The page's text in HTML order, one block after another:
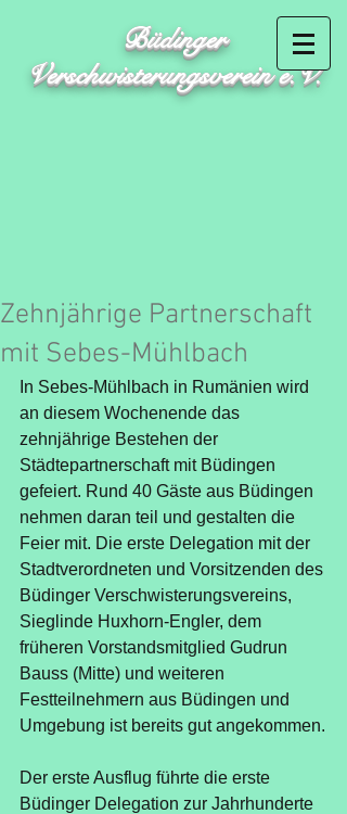
Büdinger
Verschwisterungsverein e.V.
Zehnjährige Partnerschaft
mit Sebes-Mühlbach
In Sebes-Mühlbach in Rumänien wird
an diesem Wochenende das
zehnjährige Bestehen der
Städtepartnerschaft mit Büdingen
gefeiert. Rund 40 Gäste aus Büdingen
nehmen daran teil und gestalten die
Feier mit. Die erste Delegation mit der
Stadtverordneten und Vorsitzenden des
Büdinger Verschwisterungsvereins,
Sieglinde Huxhorn-Engler, dem
früheren Vorstandsmitglied Gudrun
Bauss (Mitte) und weiteren
Festteilnehmern aus Büdingen und
Umgebung ist bereits gut angekommen.
Der erste Ausflug führte die erste
Büdinger Delegation zur Jahrhunderte